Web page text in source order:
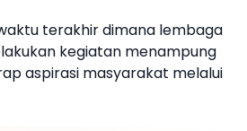
terakhir dimana lembaga
kegiatan menampung
aspirasi masyarakat melalui